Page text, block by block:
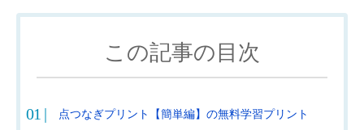
この記事の目次
点つなぎプリント【簡単編】の無料学習プリント